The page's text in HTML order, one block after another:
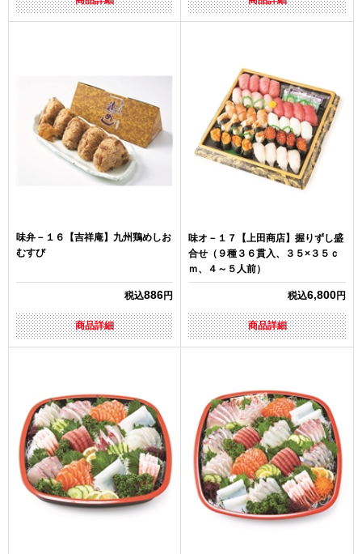
味弁－１６【吉祥庵】九州鶏めしお
むすび
税込886円
商品詳細
味オ－１７【上田商店】握りずし盛
合せ（９種３６貫入、３５×３５ｃ
ｍ、４～５人前）
税込6,800円
商品詳細